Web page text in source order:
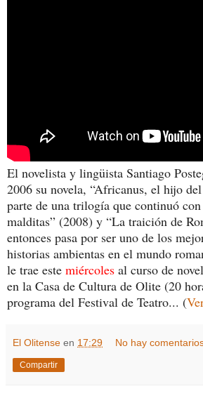
El novelista y lingüista Santiago
2006 su novela, “Africanus, el hijo
parte de una trilogía que continuó
malditas” (2008) y “La traición de
entonces pasa por ser uno de los
historias ambientas en el mundo
le trae este miércoles al curso de
en la Casa de Cultura de Olite (20
programa del Festival de Teatro... (
El Olitense en 17:29 No hay
Compartir